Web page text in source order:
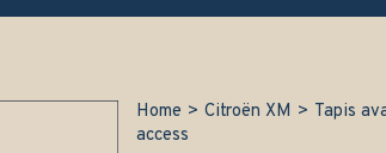
Home > Citroën XM > Tapis
access